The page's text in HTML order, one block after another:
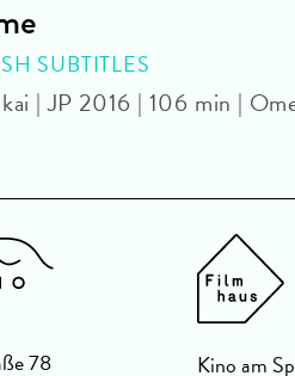
SUBTITLES
| JP 2016 | 106 min |
78
Kino am